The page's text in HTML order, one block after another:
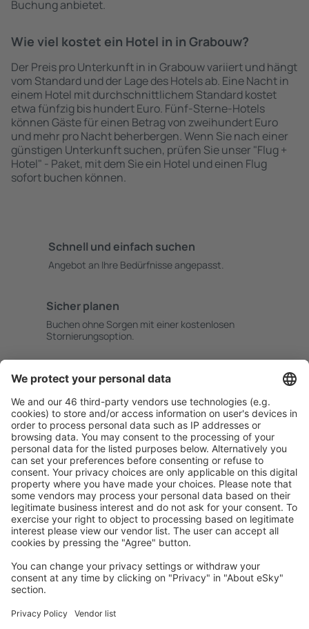
Buchung anbietet.
Wie viel kostet ein Hotel in in Grabouw?
Der Preis pro Unterkunft in in Grabouw variiert und hängt
vom Standard und der Lage des Hotels ab. Eine Nacht in
einem Hotel mit durchschnittlichem Standard kostet
etwa fünfzig bis hundert Euro. Fünf-Sterne-Hotels
können Gäste für einen Betrag von zweihundert Euro
und mehr pro Nacht beherbergen. Wenn Sie nach einer
günstigen Unterkunft suchen, prüfen Sie unser "Flug +
Hotel" - Paket, mit dem Sie ein Hotel und einen Flug
sofort buchen können.
Schnell und einfach suchen
Angebot an Ihre Bedürfnisse angepasst.
Sicher planen
Buchen ohne Sorgen mit einer kostenlosen
Stornierungsoption.
Attraktive Preise und Spezialangebote für eingeloggte
Benutzer.
Unterkünfte, die Sie mögen
Wählen Sie aus über 1,3 Millionen Unterkünften: Hotels,
Hütten, Apartments und andere.
Meist gesuchte Hotels von eSky-Nutzern
Hotels in Südafrika - Beliebte Städte
Hotels in Kapstadt Hotels in Pretoria